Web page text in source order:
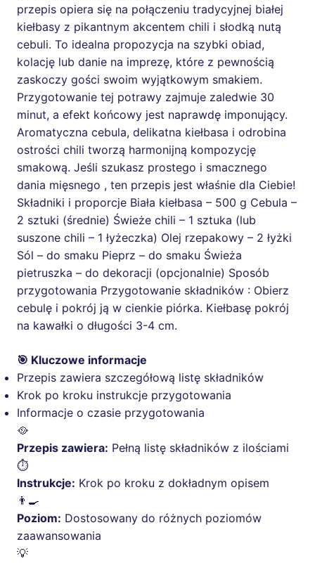
przepis opiera się na połączeniu tradycyjnej białej
kiełbasy z pikantnym akcentem chili i słodką nutą
cebuli. To idealna propozycja na szybki obiad,
kolację lub danie na imprezę, które z pewnością
zaskoczy gości swoim wyjątkowym smakiem.
Przygotowanie tej potrawy zajmuje zaledwie 30
minut, a efekt końcowy jest naprawdę imponujący.
Aromatyczna cebula, delikatna kiełbasa i odrobina
ostrości chili tworzą harmonijną kompozycję
smakową. Jeśli szukasz prostego i smacznego
dania mięsnego , ten przepis jest właśnie dla Ciebie!
Składniki i proporcje Biała kiełbasa – 500 g Cebula –
2 sztuki (średnie) Świeże chili – 1 sztuka (lub
suszone chili – 1 łyżeczka) Olej rzepakowy – 2 łyżki
Sól – do smaku Pieprz – do smaku Świeża
pietruszka – do dekoracji (opcjonalnie) Sposób
przygotowania Przygotowanie składników : Obierz
cebulę i pokrój ją w cienkie piórka. Kiełbasę pokrój
na kawałki o długości 3-4 cm.
🎯 Kluczowe informacje
Przepis zawiera szczegółową listę składników
Krok po kroku instrukcje przygotowania
Informacje o czasie przygotowania
🥘
Przepis zawiera: Pełną listę składników z ilościami
⏱️
Instrukcje: Krok po kroku z dokładnym opisem
👨‍🍳
Poziom: Dostosowany do różnych poziomów
zaawansowania
💡